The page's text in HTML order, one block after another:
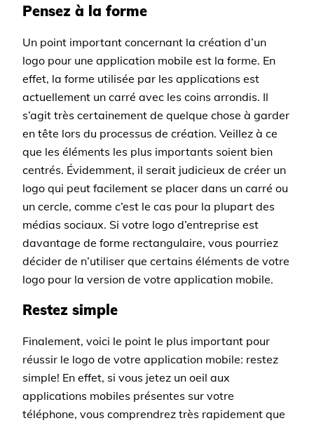
Pensez à la forme
Un point important concernant la création d’un
logo pour une application mobile est la forme. En
effet, la forme utilisée par les applications est
actuellement un carré avec les coins arrondis. Il
s’agit très certainement de quelque chose à garder
en tête lors du processus de création. Veillez à ce
que les éléments les plus importants soient bien
centrés. Évidemment, il serait judicieux de créer un
logo qui peut facilement se placer dans un carré ou
un cercle, comme c’est le cas pour la plupart des
médias sociaux. Si votre logo d’entreprise est
davantage de forme rectangulaire, vous pourriez
décider de n’utiliser que certains éléments de votre
logo pour la version de votre application mobile.
Restez simple
Finalement, voici le point le plus important pour
réussir le logo de votre application mobile: restez
simple! En effet, si vous jetez un oeil aux
applications mobiles présentes sur votre
téléphone, vous comprendrez très rapidement que